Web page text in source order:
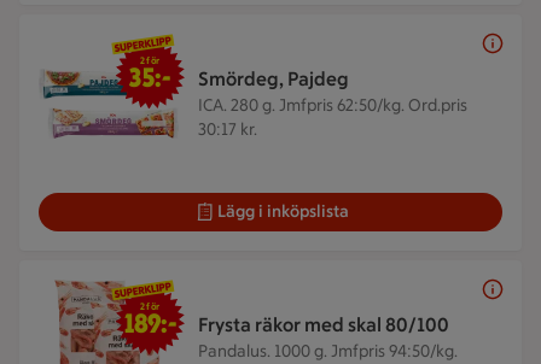
Smördeg, Pajdeg
ICA. 280 g. Jmfpris 62:50/kg. Ord.pris
30:17 kr.
2 för 35 kr
2 för
35:-
Lägg i inköpslista
Frysta räkor med skal 80/100
Pandalus. 1000 g. Jmfpris 94:50/kg.
2 för 189 kr
2 för
189:-